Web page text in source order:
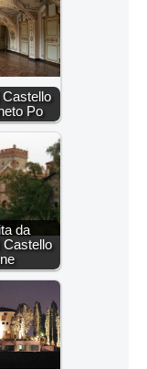
Castello
Po
da
Castello